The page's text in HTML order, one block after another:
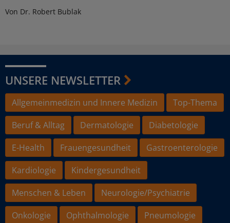
Von Dr. Robert Bublak
UNSERE NEWSLETTER
Allgemeinmedizin und Innere Medizin
Top-Thema
Beruf & Alltag
Dermatologie
Diabetologie
E-Health
Frauengesundheit
Gastroenterologie
Kardiologie
Kindergesundheit
Menschen & Leben
Neurologie/Psychiatrie
Onkologie
Ophthalmologie
Pneumologie